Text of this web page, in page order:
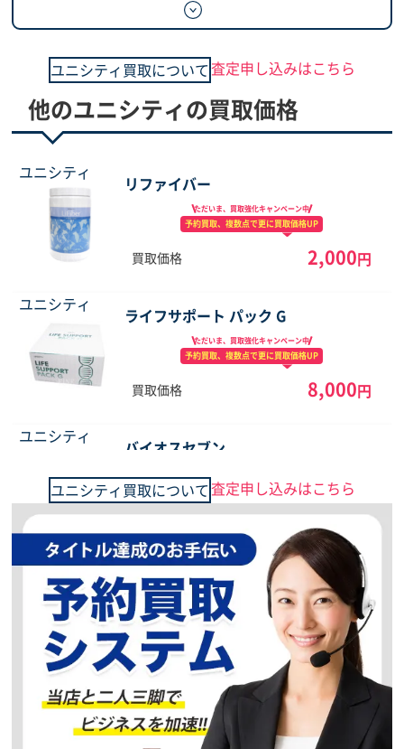
ユニシティ買取について査定申し込みはこちら
他のユニシティの買取価格
ユニシティ
リファイバー
ただいま、買取強化キャンペーン中
予約買取、複数点で更に買取価格UP
買取価格 2,000円
ユニシティ
ライフサポート パック G
ただいま、買取強化キャンペーン中
予約買取、複数点で更に買取価格UP
買取価格 8,000円
ユニシティ
バイオスセブン
予約買取、複数点で更に買取価格UP
5,500 円
ユニシティ
アロエ ベラ
ただいま、買取強化 キャンペーン中
予約買取、複数点で 更に買取価格UP
買取価格 1,000円
ユニシティ
スーパーグリーン
ただいま、買取強化 キャンペーン中
予約買取、複数点で 更に買取価格UP
ユニシティ買取について査定申し込みはこちら